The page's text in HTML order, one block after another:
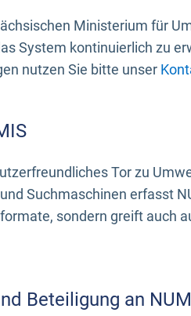
Ministerium für
System kontinuierlich zu
nutzen Sie bitte unser
Tor zu
Suchmaschinen erfasst
sondern greift auch
Beteiligung an